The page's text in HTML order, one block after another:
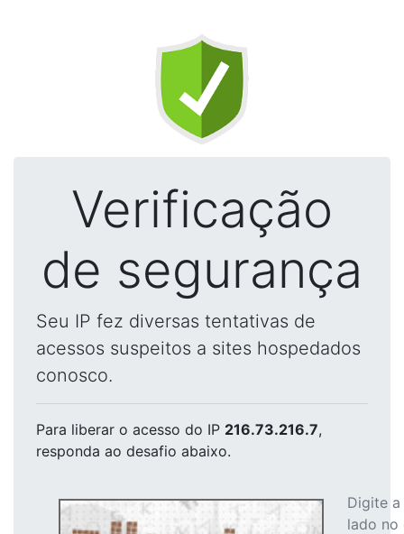
Verificação
de segurança
Seu IP fez diversas tentativas de
acessos suspeitos a sites hospedados
conosco.
Para liberar o acesso do IP 216.73.216.7,
responda ao desafio abaixo.
Digite
lado no